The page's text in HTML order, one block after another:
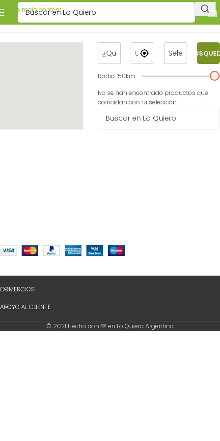
Skip to main content
Radio150km
No se han encontrado productos que
coincidan con tu selección.
COMERCIOS
APOYO AL CLIENTE
© 2021 Hecho con 💚 en Lo Quiero Argentina